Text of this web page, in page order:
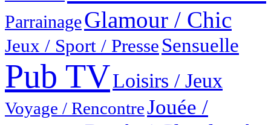
ParrainageGlamour / Chic
Jeux / Sport / Presse Sensuelle
Pub TVLoisirs / Jeux
Voyage / RencontreJouée /